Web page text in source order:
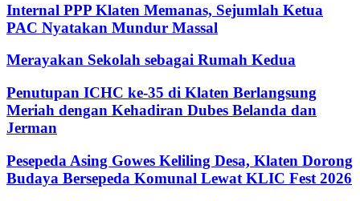
Internal PPP Klaten Memanas, Sejumlah Ketua
PAC Nyatakan Mundur Massal
Merayakan Sekolah sebagai Rumah Kedua
Penutupan ICHC ke-35 di Klaten Berlangsung
Meriah dengan Kehadiran Dubes Belanda dan
Jerman
Pesepeda Asing Gowes Keliling Desa, Klaten Dorong
Budaya Bersepeda Komunal Lewat KLIC Fest 2026